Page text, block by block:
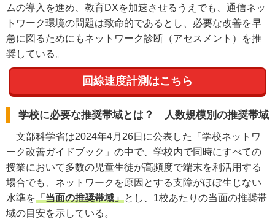
ムの導入を進め、教育DXを加速させるうえでも、通信ネッ
トワーク環境の問題は致命的であるとし、必要な改善を早
急に図るためにもネットワーク診断（アセスメント）を推
奨している。
回線速度計測はこちら
学校に必要な推奨帯域とは？ 人数規模別の推奨帯域
文部科学省は2024年4月26日に公表した「学校ネットワ
ーク改善ガイドブック」の中で、学校内で同時にすべての
授業において多数の児童生徒が高頻度で端末を利活用する
場合でも、ネットワークを原因とする支障がほぼ生じない
水準を「当面の推奨帯域」とし、1校あたりの当面の推奨帯
域の目安を示している。